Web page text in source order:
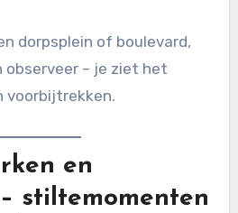
dorpsplein of boulevard,
observeer – je ziet het
voorbijtrekken.
en
stiltemomenten